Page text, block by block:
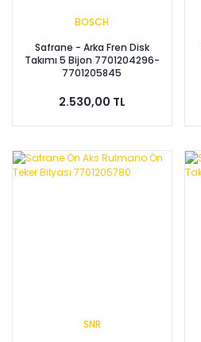
BOSCH
Safrane - Arka Fren Disk
Takımı 5 Bijon 7701204296-
7701205845
2.530,00 TL
SNR